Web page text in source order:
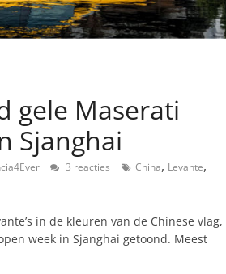
gele Maserati
Sjanghai
3 reacties China, Levante,
in de kleuren van de Chinese vlag,
week in Sjanghai getoond. Meest